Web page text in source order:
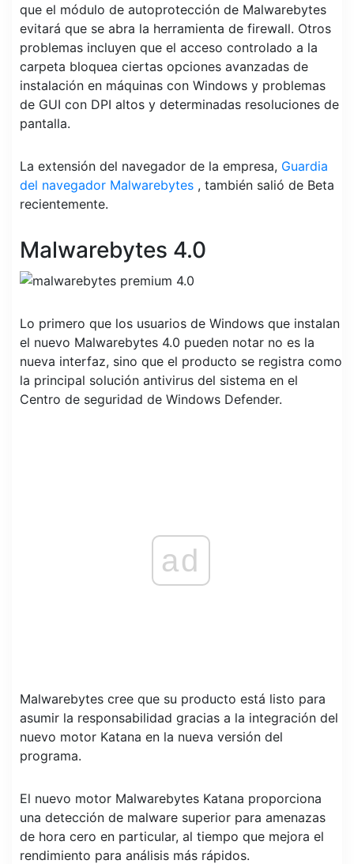
que el módulo de autoprotección de Malwarebytes
evitará que se abra la herramienta de firewall. Otros
problemas incluyen que el acceso controlado a la
carpeta bloquea ciertas opciones avanzadas de
instalación en máquinas con Windows y problemas
de GUI con DPI altos y determinadas resoluciones de
pantalla.
La extensión del navegador de la empresa, Guardia
del navegador Malwarebytes , también salió de Beta
recientemente.
Malwarebytes 4.0
Lo primero que los usuarios de Windows que instalan
el nuevo Malwarebytes 4.0 pueden notar no es la
nueva interfaz, sino que el producto se registra como
la principal solución antivirus del sistema en el
Centro de seguridad de Windows Defender.
ad
Malwarebytes cree que su producto está listo para
asumir la responsabilidad gracias a la integración del
nuevo motor Katana en la nueva versión del
programa.
El nuevo motor Malwarebytes Katana proporciona
una detección de malware superior para amenazas
de hora cero en particular, al tiempo que mejora el
rendimiento para análisis más rápidos.